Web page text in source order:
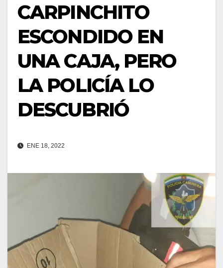
CARPINCHITO
ESCONDIDO EN
UNA CAJA, PERO
LA POLICÍA LO
DESCUBRIÓ
ENE 18, 2022